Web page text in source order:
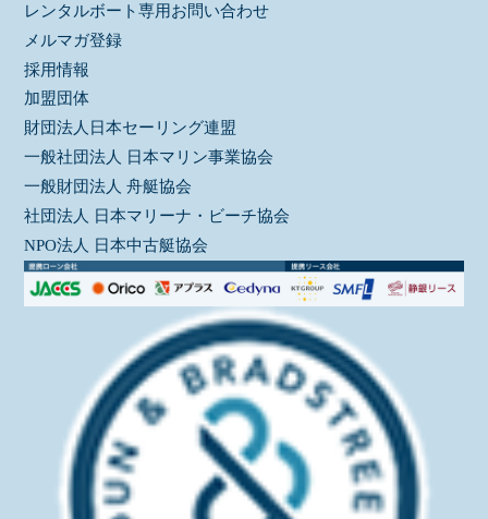
レンタルボート専用お問い合わせ
メルマガ登録
採用情報
加盟団体
財団法人日本セーリング連盟
一般社団法人 日本マリン事業協会
一般財団法人 舟艇協会
社団法人 日本マリーナ・ビーチ協会
NPO法人 日本中古艇協会